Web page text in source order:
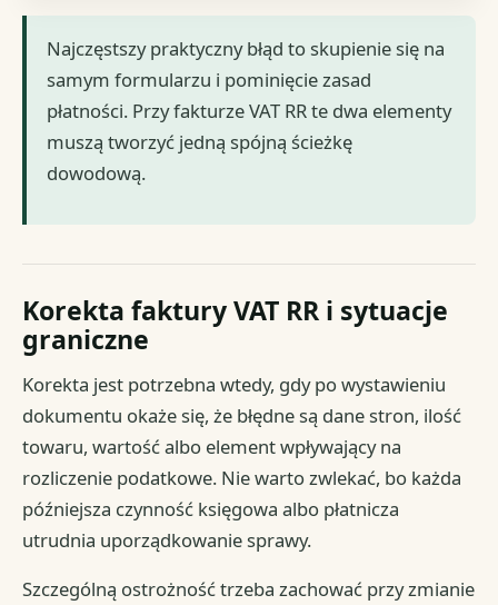
Najczęstszy praktyczny błąd to skupienie się na
samym formularzu i pominięcie zasad
płatności. Przy fakturze VAT RR te dwa elementy
muszą tworzyć jedną spójną ścieżkę
dowodową.
Korekta faktury VAT RR i sytuacje
graniczne
Korekta jest potrzebna wtedy, gdy po wystawieniu
dokumentu okaże się, że błędne są dane stron, ilość
towaru, wartość albo element wpływający na
rozliczenie podatkowe. Nie warto zwlekać, bo każda
późniejsza czynność księgowa albo płatnicza
utrudnia uporządkowanie sprawy.
Szczególną ostrożność trzeba zachować przy zmianie